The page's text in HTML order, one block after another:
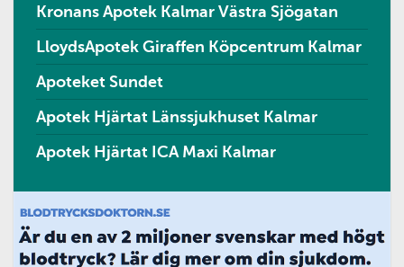
Kronans Apotek Kalmar Västra Sjögatan
LloydsApotek Giraffen Köpcentrum Kalmar
Apoteket Sundet
Apotek Hjärtat Länssjukhuset Kalmar
Apotek Hjärtat ICA Maxi Kalmar